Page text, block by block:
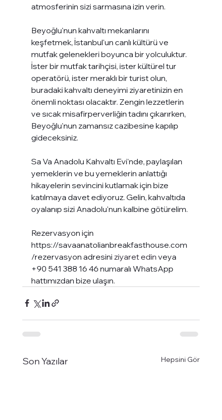
atmosferinin sizi sarmasına izin verin.
Beyoğlu'nun kahvaltı mekanlarını
keşfetmek, İstanbul'un canlı kültürü ve
mutfak gelenekleri boyunca bir yolculuktur.
İster bir mutfak tarihçisi, ister kültürel tur
operatörü, ister meraklı bir turist olun,
buradaki kahvaltı deneyimi ziyaretinizin en
önemli noktası olacaktır. Zengin lezzetlerin
ve sıcak misafirperverliğin tadını çıkarırken,
Beyoğlu'nun zamansız cazibesine kapılıp
gideceksiniz.
Sa Va Anadolu Kahvaltı Evi'nde, paylaşılan
yemeklerin ve bu yemeklerin anlattığı
hikayelerin sevincini kutlamak için bize
katılmaya davet ediyoruz. Gelin, kahvaltıda
oyalanıp sizi Anadolu'nun kalbine götürelim.
Rezervasyon için
https://savaanatolianbreakfasthouse.com
/rezervasyon adresini ziyaret edin veya
+90 541 388 16 46 numaralı WhatsApp
hattımızdan bize ulaşın.
Son Yazılar Hepsini Gör